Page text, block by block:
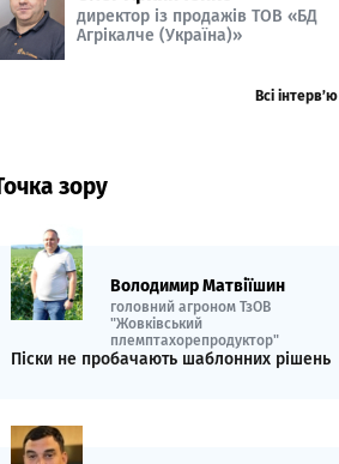
директор із продажів ТОВ «БД
Агрікалче (Україна)»
Всі інтерв’ю
зору
Володимир Матвіїшин
головний агроном ТзОВ
"Жовківський
племптахорепродуктор"
Піски не пробачають шаблонних рішень